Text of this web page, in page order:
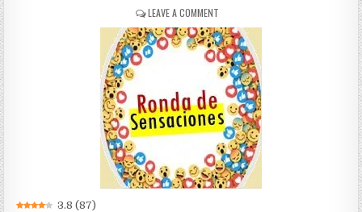
LEAVE A COMMENTON
DINÁMICA
RONDA
DE
SENSACIONES
3.8 (87)